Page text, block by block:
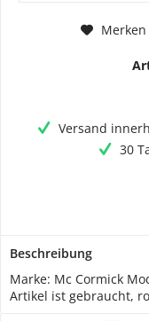
Merken
Versand
30
Beschreibung
Marke: Mc Cormick
Artikel ist gebraucht,